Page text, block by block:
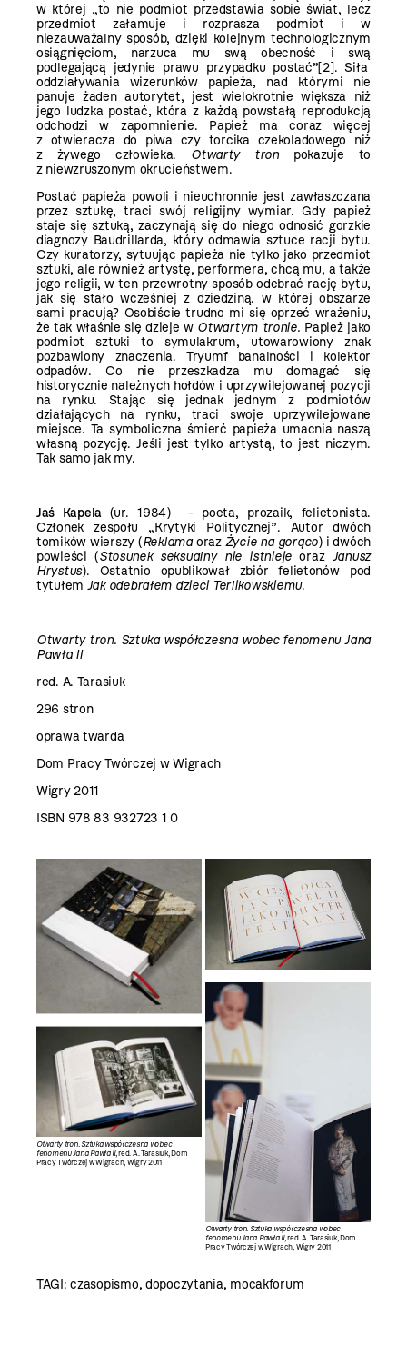
w której „to nie podmiot przedstawia sobie świat, lecz
przedmiot załamuje i rozprasza podmiot i w
niezauważalny sposób, dzięki kolejnym technologicznym
osiągnięciom, narzuca mu swą obecność i swą
podlegającą jedynie prawu przypadku postać”[2]. Siła
oddziaływania wizerunków papieża, nad którymi nie
panuje żaden autorytet, jest wielokrotnie większa niż
jego ludzka postać, która z każdą powstałą reprodukcją
odchodzi w zapomnienie. Papież ma coraz więcej
z otwieracza do piwa czy torcika czekoladowego niż
z żywego człowieka. Otwarty tronpokazuje to
z niewzruszonym okrucieństwem.
Postać papieża powoli i nieuchronnie jest zawłaszczana
przez sztukę, traci swój religijny wymiar. Gdy papież
staje się sztuką, zaczynają się do niego odnosić gorzkie
diagnozy Baudrillarda, który odmawia sztuce racji bytu.
Czy kuratorzy, sytuując papieża nie tylko jako przedmiot
sztuki, ale również artystę, performera, chcą mu, a także
jego religii, w ten przewrotny sposób odebrać rację bytu,
jak się stało wcześniej z dziedziną, w której obszarze
sami pracują? Osobiście trudno mi się oprzeć wrażeniu,
że tak właśnie się dzieje wOtwartym tronie. Papież jako
podmiot sztuki to symulakrum, utowarowiony znak
pozbawiony znaczenia. Tryumf banalności i kolektor
odpadów. Co nie przeszkadza mu domagać się
historycznie należnych hołdów i uprzywilejowanej pozycji
na rynku. Stając się jednak jednym z podmiotów
działających na rynku, traci swoje uprzywilejowane
miejsce. Ta symboliczna śmierć papieża umacnia naszą
własną pozycję. Jeśli jest tylko artystą, to jest niczym.
Tak samo jak my.
Jaś Kapela (ur. 1984) - poeta, prozaik, felietonista.
Członek zespołu „Krytyki Politycznej”. Autor dwóch
tomików wierszy (ReklamaorazŻycie na gorąco) i dwóch
powieści (Stosunek seksualny nie istnieje oraz Janusz
Hrystus). Ostatnio opublikował zbiór felietonów pod
tytułem Jak odebrałem dzieci Terlikowskiemu.
Otwarty tron. Sztuka współczesna wobec fenomenu Jana
Pawła II
red. A. Tarasiuk
296 stron
oprawa twarda
Dom Pracy Twórczej w Wigrach
Wigry 2011
ISBN 978 83 932723 1 0
Otwarty tron. Sztuka współczesna wobec
fenomenu Jana Pawła II, red. A. Tarasiuk, Dom
Pracy Twórczej w Wigrach, Wigry 2011
Otwarty tron. Sztuka współczesna wobec
fenomenu Jana Pawła II, red. A. Tarasiuk, Dom
Pracy Twórczej w Wigrach, Wigry 2011
TAGI:czasopismo, dopoczytania, mocakforum